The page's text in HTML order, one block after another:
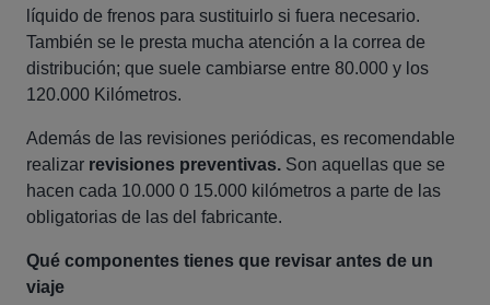
líquido de frenos para sustituirlo si fuera necesario.
También se le presta mucha atención a la correa de
distribución; que suele cambiarse entre 80.000 y los
120.000 Kilómetros.
Además de las revisiones periódicas, es recomendable
realizar revisiones preventivas. Son aquellas que se
hacen cada 10.000 0 15.000 kilómetros a parte de las
obligatorias de las del fabricante.
Qué componentes tienes que revisar antes de un
viaje